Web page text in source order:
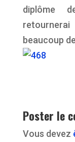
diplôme
beaucoup
Poster le
Vous devez